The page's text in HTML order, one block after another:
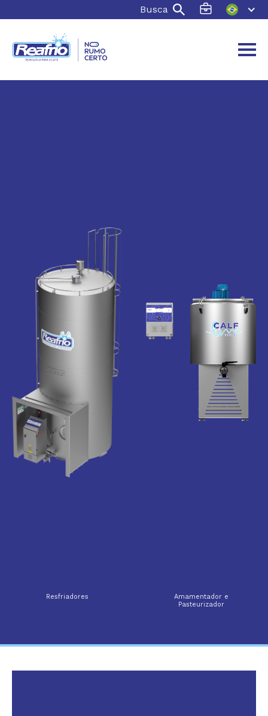
Busca
Resfriadores
Amamentador e
Pasteurizador